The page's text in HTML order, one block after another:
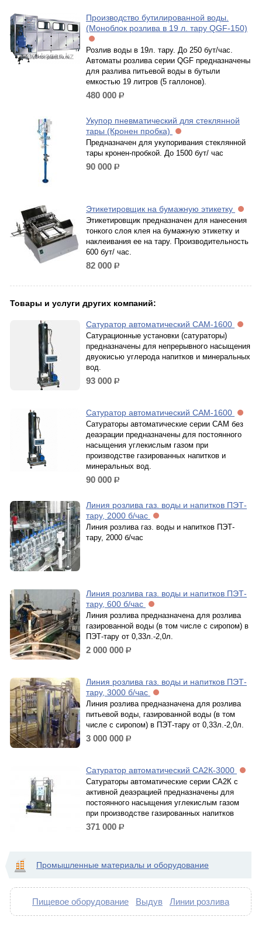
Производство бутилированной воды.
(Моноблок розлива в 19 л. тару QGF-150)
Розлив воды в 19л. тару. До 250 бут/час.
Автоматы розлива серии QGF предназначены
для разлива питьевой воды в бутыли
емкостью 19 литров (5 галлонов).
480 000 р.
Укупор пневматический для стеклянной
тары (Кронен пробка)
Предназначен для укупоривания стеклянной
тары кронен-пробкой. До 1500 бут/ час
90 000 р.
Этикетировщик на бумажную этикетку
Этикетировщик предназначен для нанесения
тонкого слоя клея на бумажную этикетку и
наклеивания ее на тару. Производительность
600 бут/ час.
82 000 р.
Товары и услуги других компаний:
Сатуратор автоматический САМ-1600
Сатурационные установки (сатураторы)
предназначены для непрерывного насыщения
двуокисью углерода напитков и минеральных
вод.
93 000 р.
Сатуратор автоматический САМ-1600
Сатураторы автоматические серии САМ без
деаэрации предназначены для постоянного
насыщения углекислым газом при
производстве газированных напитков и
минеральных вод.
90 000 р.
Линия розлива газ. воды и напитков ПЭТ-
тару, 2000 б/час
Линия розлива газ. воды и напитков ПЭТ-
тару, 2000 б/час
Линия розлива газ. воды и напитков ПЭТ-
тару, 600 б/час
Линия розлива предназначена для розлива
газированной воды (в том числе с сиропом) в
ПЭТ-тару от 0,33л.-2,0л.
2 000 000 р.
Линия розлива газ. воды и напитков ПЭТ-
тару, 3000 б/час
Линия розлива предназначена для розлива
питьевой воды, газированной воды (в том
числе с сиропом) в ПЭТ-тару от 0,33л.-2,0л.
3 000 000 р.
Сатуратор автоматический СА2К-3000
Сатураторы автоматические серии СА2К с
активной деаэрацией предназначены для
постоянного насыщения углекислым газом
при производстве газированных напитков
371 000 р.
Промышленные материалы и оборудование
Пищевое оборудование Выдув Линии розлива